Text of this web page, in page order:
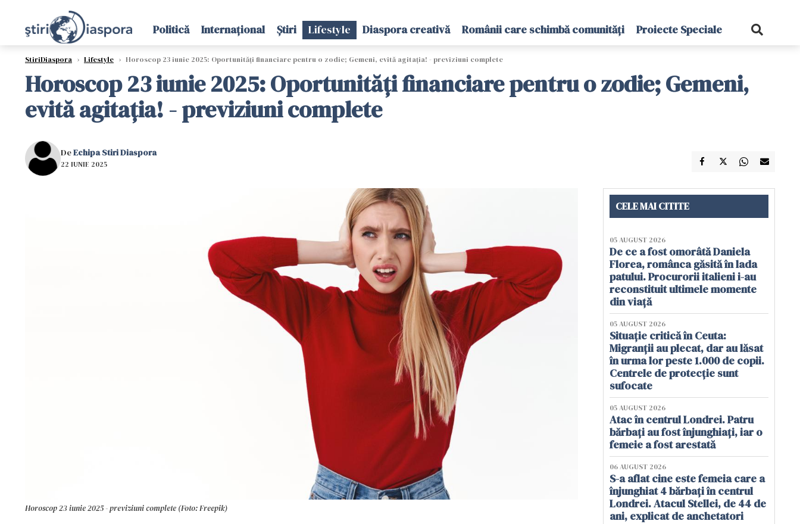
Politică Internațional Știri Lifestyle Diaspora creativă Românii care schimbă comunități Proiecte Speciale
StiriDiaspora › Lifestyle › Horoscop 23 iunie 2025: Oportunități financiare pentru o zodie; Gemeni, evită agitația! - previziuni complete
Horoscop 23 iunie 2025: Oportunități financiare pentru o zodie; Gemeni,
evită agitația! - previziuni complete
DeEchipa Stiri Diaspora
22 IUNIE 2025
Horoscop 23 iunie 2025 - previziuni complete (Foto: Freepik)
CELE MAI CITITE
05 AUGUST 2026
De ce a fost omorâtă Daniela
Florea, românca găsită în lada
patului. Procurorii italieni i-au
reconstituit ultimele momente
din viață
05 AUGUST 2026
Situație critică în Ceuta:
Migranții au plecat, dar au lăsat
în urma lor peste 1.000 de copii.
Centrele de protecție sunt
sufocate
05 AUGUST 2026
Atac în centrul Londrei. Patru
bărbați au fost înjunghiați, iar o
femeie a fost arestată
06 AUGUST 2026
S-a aflat cine este femeia care a
înjunghiat 4 bărbați în centrul
Londrei. Atacul Stellei, de 44 de
ani, explicat de anchetatori